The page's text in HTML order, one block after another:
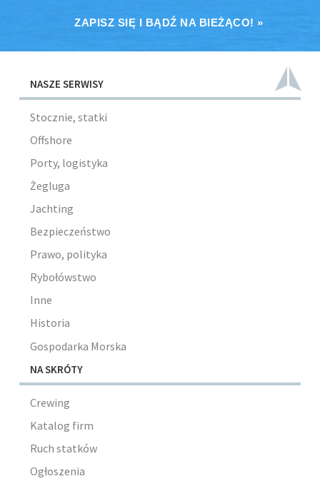
ZAPISZ SIĘ I BĄDŹ NA BIEŻĄCO! »
NASZE SERWISY
Stocznie, statki
Offshore
Porty, logistyka
Żegluga
Jachting
Bezpieczeństwo
Prawo, polityka
Rybołówstwo
Inne
Historia
Gospodarka Morska
NA SKRÓTY
Crewing
Katalog firm
Ruch statków
Ogłoszenia